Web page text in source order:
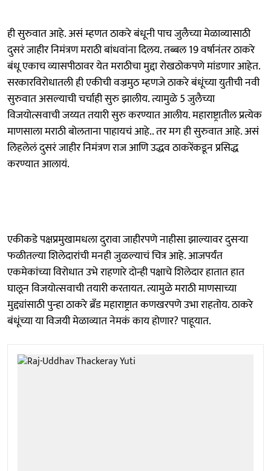
ही सुरुवात आहे. असं म्हणत ठाकरे बंधूनी पाच जुलैच्या मेळाव्यासाठी
दुसरं जाहीर निमंत्रण मराठी बांधवांना दिलय. तब्बल 19 वर्षानंतर ठाकरे
बंधू एकाच व्यासपीठावर येत मराठीचा मुद्दा रोखठोकपणे मांडणार आहेत.
सरकारविरोधातली ही एकीची वज्रमुठ म्हणजे ठाकरे बंधूंच्या युतीची नवी
सुरुवात असल्याची चर्चाही सुरु झालीय. त्यामुळे 5 जुलैच्या
विजयोत्सवाची जय्यत तयारी सुरु करण्यात आलीय. महाराष्ट्रातील प्रत्येक
माणसाला मराठी बोलताना पाहायचं आहे.. तर मग ही सुरुवात आहे. असं
लिहलेलं दुसरं जाहीर निमंत्रण राज आणि उद्धव ठाकरेंकडून प्रसिद्ध
करण्यात आलायं.
एकीकडे पक्षप्रमुखामधला दुरावा जाहीरपणे नाहीसा झाल्यावर दुसऱ्या
फळीतल्या शिलेदारांची मनही जुळल्याचं चित्र आहे. आजपर्यंत
एकमेकांच्या विरोधात उभे राहणारे दोन्ही पक्षाचे शिलेदार हातात हात
घालून विजयोत्सवाची तयारी करतायत. त्यामुळे मराठी माणसाच्या
मुद्द्यांसाठी पुन्हा ठाकरे ब्रँड महाराष्ट्रात कणखरपणे उभा राहतोय. ठाकरे
बंधूंच्या या विजयी मेळाव्यात नेमकं काय होणार? पाहूयात.